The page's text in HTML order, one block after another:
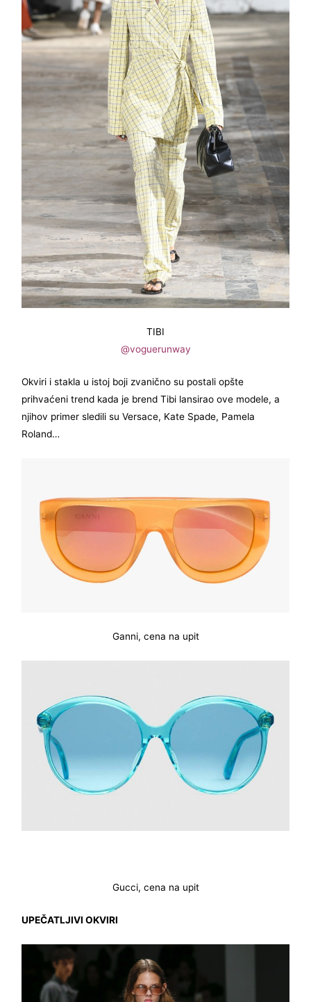
TIBI
@voguerunway
Okviri i stakla u istoj boji zvanično su postali opšte
prihvaćeni trend kada je brend Tibi lansirao ove modele, a
njihov primer sledili su Versace, Kate Spade, Pamela
Roland…
Ganni, cena na upit
Gucci, cena na upit
UPEČATLJIVI OKVIRI